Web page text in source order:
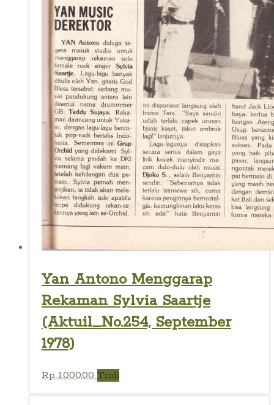
Yan Antono Menggarap
Rekaman Sylvia Saartje
(Aktuil_No.254, September
1978)
Rp 1.000,00 Troli